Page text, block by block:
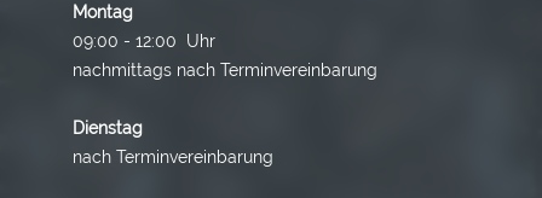
Montag
09:00 - 12:00 Uhr
nachmittags nach Terminvereinbarung
Dienstag
nach Terminvereinbarung